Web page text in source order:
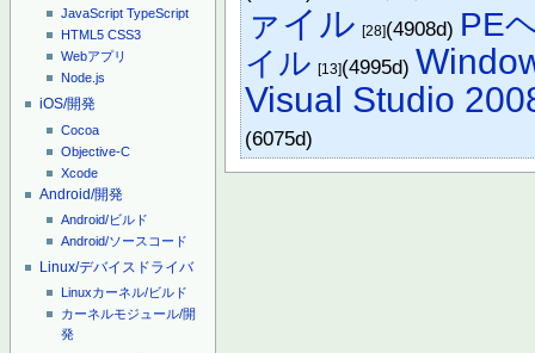
JavaScript TypeScript
HTML5 CSS3
Webアプリ
Node.js
iOS/開発
Cocoa
Objective-C
Xcode
Android/開発
Android/ビルド
Android/ソースコード
Linux/デバイスドライバ
Linuxカーネル/ビルド
カーネルモジュール/開
発
ァイル [28](4908d) PE
イル [13](4995d)
Visual Studio
(6075d)